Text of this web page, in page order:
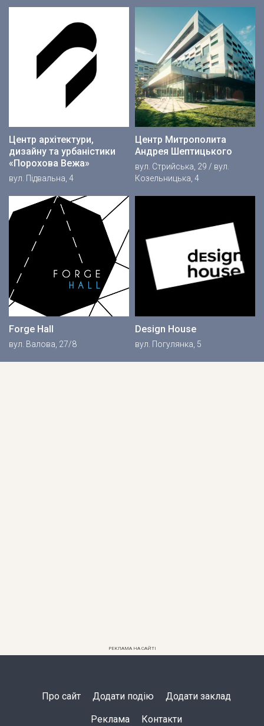
Центр архітектури,
дизайну та урбаністики
«Порохова Вежа»
вул. Підвальна, 4
Центр Митрополита
Андрея Шептицького
вул. Стрийська, 29 / вул.
Козельницька, 4
Forge Hall
вул. Валова, 27/8
Design House
вул. Погулянка, 5
РЕКЛАМА НА САЙТІ
Про сайт Додати подію Додати заклад
Реклама Контакти